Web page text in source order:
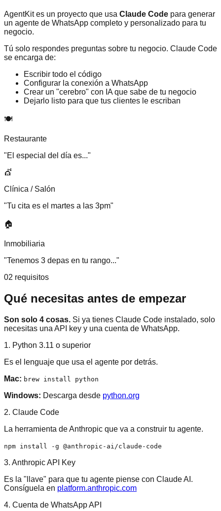
AgentKit es un proyecto que usa Claude Code para generar
un agente de WhatsApp completo y personalizado para tu
negocio.
Tú solo respondes preguntas sobre tu negocio. Claude Code
se encarga de:
Escribir todo el código
Configurar la conexión a WhatsApp
Crear un "cerebro" con IA que sabe de tu negocio
Dejarlo listo para que tus clientes le escriban
🍽️
Restaurante
"El especial del día es..."
💇
Clínica / Salón
"Tu cita es el martes a las 3pm"
🏠
Inmobiliaria
"Tenemos 3 depas en tu rango..."
02 requisitos
Qué necesitas antes de empezar
Son solo 4 cosas. Si ya tienes Claude Code instalado, solo
necesitas una API key y una cuenta de WhatsApp.
1. Python 3.11 o superior
Es el lenguaje que usa el agente por detrás.
Mac: brew install python
Windows: Descarga desde python.org
2. Claude Code
La herramienta de Anthropic que va a construir tu agente.
npm install -g @anthropic-ai/claude-code
3. Anthropic API Key
Es la "llave" para que tu agente piense con Claude AI.
Consíguela en platform.anthropic.com
4. Cuenta de WhatsApp API